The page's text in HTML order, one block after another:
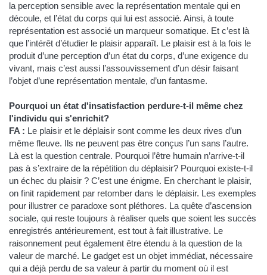
la perception sensible avec la représentation mentale qui en
découle, et l’état du corps qui lui est associé. Ainsi, à toute
représentation est associé un marqueur somatique. Et c’est là
que l’intérêt d’étudier le plaisir apparaît. Le plaisir est à la fois le
produit d’une perception d’un état du corps, d’une exigence du
vivant, mais c’est aussi l’assouvissement d’un désir faisant
l’objet d’une représentation mentale, d’un fantasme.
Pourquoi un état d'insatisfaction perdure-t-il même chez
l'individu qui s'enrichit?
FA : Le plaisir et le déplaisir sont comme les deux rives d’un
même fleuve. Ils ne peuvent pas être conçus l’un sans l’autre.
Là est la question centrale. Pourquoi l’être humain n’arrive-t-il
pas à s’extraire de la répétition du déplaisir? Pourquoi existe-t-il
un échec du plaisir ? C’est une énigme. En cherchant le plaisir,
on finit rapidement par retomber dans le déplaisir. Les exemples
pour illustrer ce paradoxe sont pléthores. La quête d’ascension
sociale, qui reste toujours à réaliser quels que soient les succès
enregistrés antérieurement, est tout à fait illustrative. Le
raisonnement peut également être étendu à la question de la
valeur de marché. Le gadget est un objet immédiat, nécessaire
qui a déjà perdu de sa valeur à partir du moment où il est